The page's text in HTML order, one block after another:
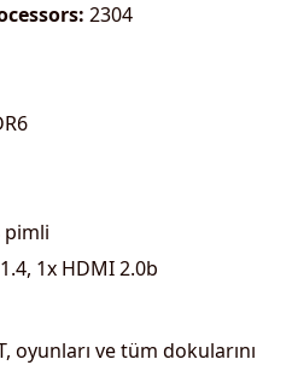
2304
pimli
1x HDMI 2.0b
oyunları ve tüm dokularını